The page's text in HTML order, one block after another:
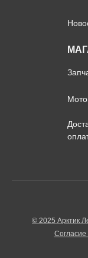
© 2025 Арктик